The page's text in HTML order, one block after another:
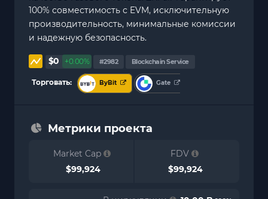
100% совместимость с EVM, исключительную
производительность, минимальные комиссии
и надежную безопасность.
$0 +0.00% #2982 Blockchain Service
Торговать: ByBit Gate
Метрики проекта
Market Cap
$99,924
FDV
$99,924